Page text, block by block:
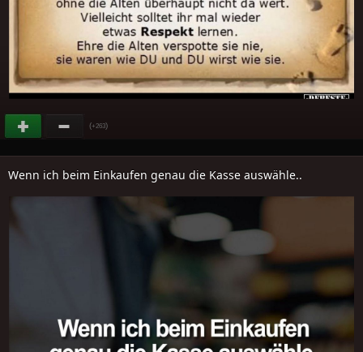
(+263)
Wenn ich beim Einkaufen genau die Kasse auswähle..